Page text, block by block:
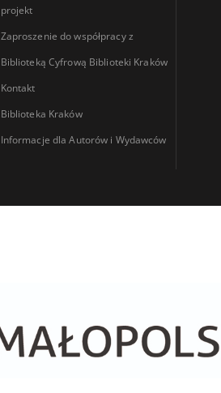
projekt
Zaproszenie do współpracy z
Biblioteką Cyfrową Biblioteki Kraków
Kontakt
Biblioteka Kraków
Informacje dla Autorów i Wydawców